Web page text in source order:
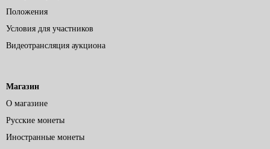
Положения
Условия для участников
Видеотрансляция аукциона
Магазин
О магазине
Русские монеты
Иностранные монеты